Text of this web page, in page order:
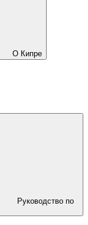
О Кипре
Руководство по